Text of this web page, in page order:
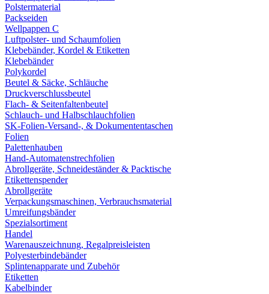
Polstermaterial
Packseiden
Wellpappen C
Luftpolster- und Schaumfolien
Klebebänder, Kordel & Etiketten
Klebebänder
Polykordel
Beutel & Säcke, Schläuche
Druckverschlussbeutel
Flach- & Seitenfaltenbeutel
Schlauch- und Halbschlauchfolien
SK-Folien-Versand-, & Dokumententaschen
Folien
Palettenhauben
Hand-Automatenstrechfolien
Abrollgeräte, Schneideständer & Packtische
Etikettenspender
Abrollgeräte
Verpackungsmaschinen, Verbrauchsmaterial
Umreifungsbänder
Spezialsortiment
Handel
Warenauszeichnung, Regalpreisleisten
Polyesterbindebänder
Splintenapparate und Zubehör
Etiketten
Kabelbinder